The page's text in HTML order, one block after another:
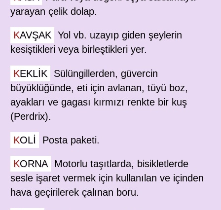
yarayan çelik dolap.
KAVŞAK Yol vb. uzayıp giden şeylerin
kesiştikleri veya birleştikleri yer.
KEKLIK
Sülüngillerden, güvercin
büyüklüğünde, eti için avlanan, tüyü boz,
ayakları ve gagası kırmızı renkte bir kuş
(Perdrix).
KOLI Posta paketi.
KORNA
Motorlu taşıtlarda, bisikletlerde
sesle işaret vermek için kullanılan ve içinden
hava geçirilerek çalınan boru.